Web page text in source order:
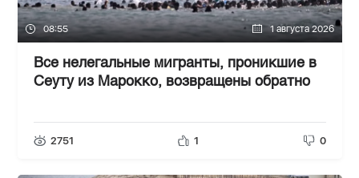
08:55 1 августа 2026
Все нелегальные мигранты, проникшие в
Сеуту из Марокко, возвращены обратно
2751 1 0